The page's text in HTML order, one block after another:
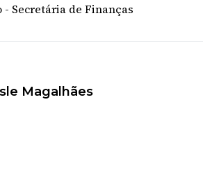
- Secretária de Finanças
Magalhães